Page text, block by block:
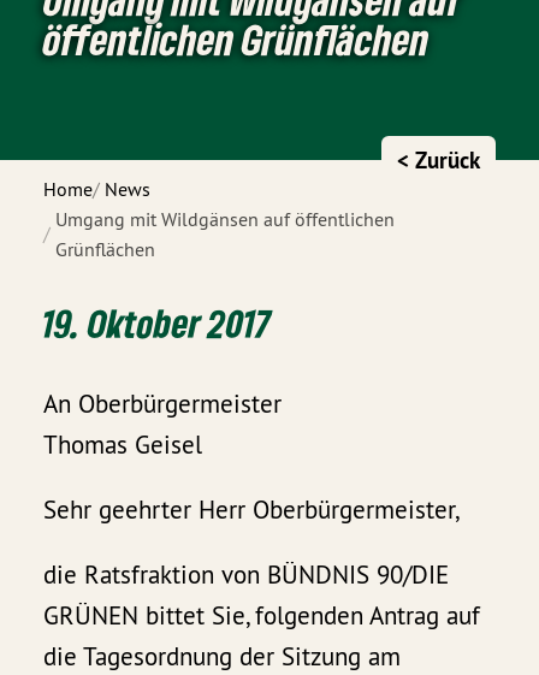
öffentlichen Grünflächen
Home News
Umgang mit Wildgänsen auf öffentlichen
Grünflächen
< Zurück
19. Oktober 2017
An Oberbürgermeister
Thomas Geisel
Sehr geehrter Herr Oberbürgermeister,
die Ratsfraktion von BÜNDNIS 90/DIE
GRÜNEN bittet Sie, folgenden Antrag auf
die Tagesordnung der Sitzung am